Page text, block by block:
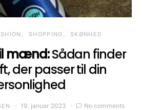
SHOPPING SKØNHED
mænd:Sådan finder
der passer til din
19. januar 2023 No comments